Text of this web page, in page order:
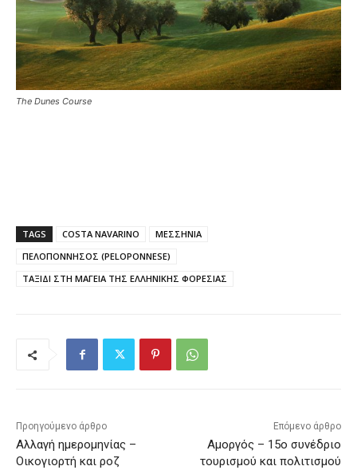
The Dunes Course
TAGS COSTA NAVARINO
ΜΕΣΣΗΝΙΑ
ΠΕΛΟΠΟΝΝΗΣΟΣ (PELOPONNESE)
ΤΑΞΙΔΙ ΣΤΗ ΜΑΓΕΙΑ ΤΗΣ ΕΛΛΗΝΙΚΗΣ ΦΟΡΕΣΙΑΣ
Προηγούμενο άρθρο
Αλλαγή ημερομηνίας –
Οικογιορτή και ροζ
Επόμενο άρθρο
Αμοργός – 15ο συνέδριο
τουρισμού και πολιτισμού